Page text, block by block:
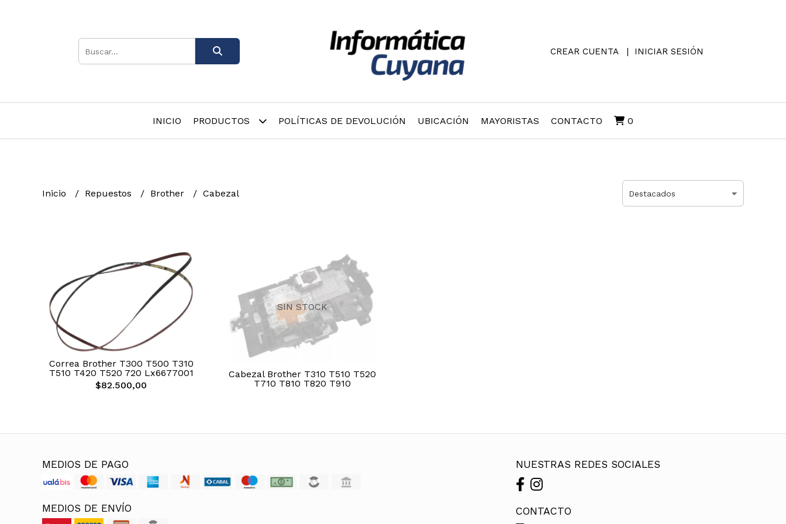
CREAR CUENTA INICIAR SESIÓN
INICIO PRODUCTOS POLÍTICAS DE DEVOLUCIÓN UBICACIÓN MAYORISTAS CONTACTO 0
Inicio Repuestos Brother Cabezal
Correa Brother T300 T500 T310
T510 T420 T520 720 Lx6677001
$82.500,00
SIN STOCK
Cabezal Brother T310 T510 T520
T710 T810 T820 T910
MEDIOS DE PAGO
MEDIOS DE ENVÍO
NUESTRAS REDES SOCIALES
CONTACTO